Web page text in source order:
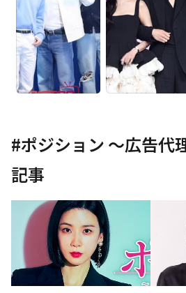
#ポジション ～広告代
記事